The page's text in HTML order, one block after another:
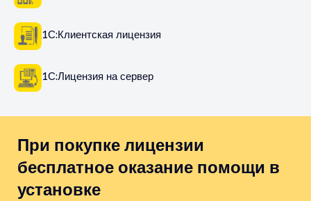
1С:Клиентская лицензия
1С:Лицензия на сервер
При покупке лицензии
бесплатное оказание помощи в
установке